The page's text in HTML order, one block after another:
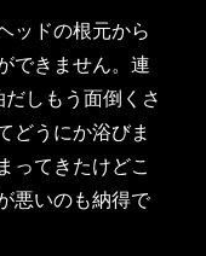
ッドの根元から
できません。連
しもう面倒くさ
どうにか浴びま
ってきたけどこ
悪いのも納得で